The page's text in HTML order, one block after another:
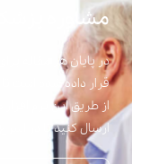
مشاوره پزشکی
در پایان هر مقاله
قرار داده شده است تا
از طریق این نرم
ارسال کنید تا در